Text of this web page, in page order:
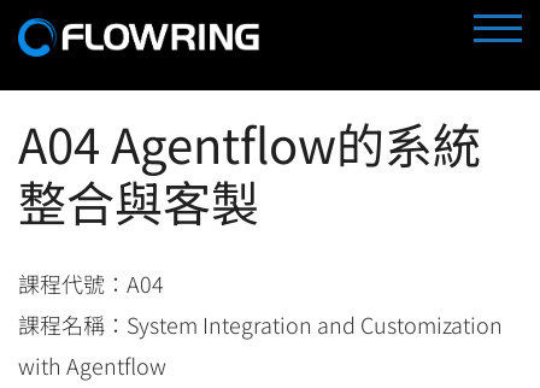
Skip
to
A04 Agentflow的系統
整合與客製
課程代號：A04
課程名稱：System Integration and Customization
with Agentflow